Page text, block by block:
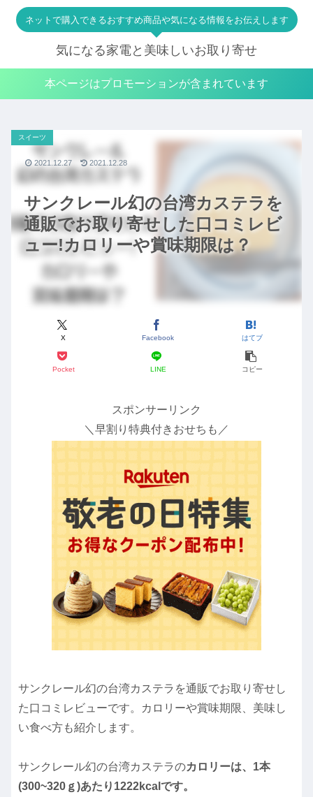
ネットで購入できるおすすめ商品や気になる情報をお伝えします
気になる家電と美味しいお取り寄せ
本ページはプロモーションが含まれています
サンクレール幻の台湾カステラを
通販でお取り寄せした口コミレビ
ュー!カロリーや賞味期限は？
スイーツ
X Facebook はてブ
Pocket LINE コピー
2021.12.27 2021.12.28
スポンサーリンク
＼早割り特典付きおせちも／
サンクレール幻の台湾カステラを通販でお取り寄せし
た口コミレビューです。カロリーや賞味期限、美味し
い食べ方も紹介します。
サンクレール幻の台湾カステラのカロリーは、1本
(300~320ｇ)あたり1222kcalです。